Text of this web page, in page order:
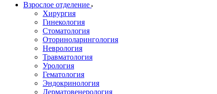
Взрослое отделение
Хирургия
Гинекология
Стоматология
Оториноларингология
Неврология
Травматология
Урология
Гематология
Эндокринология
Дерматовенерология